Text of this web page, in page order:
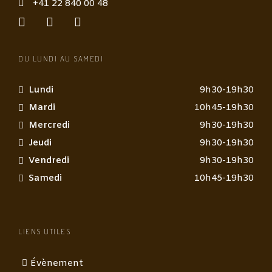
+41 22 840 00 48
DU LUNDI AU SAMEDI
Lundi
9h30-19h30
Mardi
10h45-19h30
Mercredi
9h30-19h30
Jeudi
9h30-19h30
Vendredi
9h30-19h30
Samedi
10h45-19h30
LIENS UTILES
Évènement